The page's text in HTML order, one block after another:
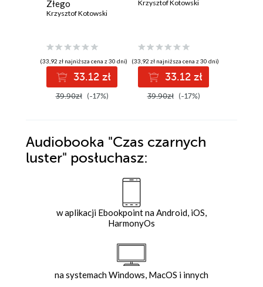
Złego
Krzysztof Kotowski
(33,92 zł najniższa cena z 30 dni)
33.12 zł
39.90zł (-17%)
Krzysztof Kotowski
(33,92 zł najniższa cena z 30 dni)
33.12 zł
39.90zł (-17%)
Audiobooka "Czas czarnych
luster" posłuchasz:
w aplikacji Ebookpoint na Android, iOS,
HarmonyOs
na systemach Windows, MacOS i innych